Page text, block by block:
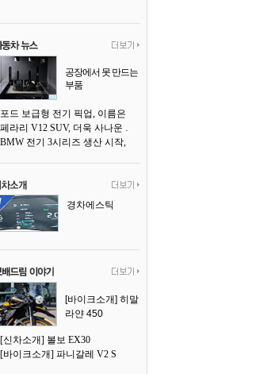
공장에서 못 만드는
부품
어낸다
페라리 V12 SUV, 더욱 사나운 얼굴로 돌아온다
경차에스틱
[바이크소개] 히말
라얀 450
[신차소개] 볼보 EX30
[바이크소개] 파니갈레 V2 S